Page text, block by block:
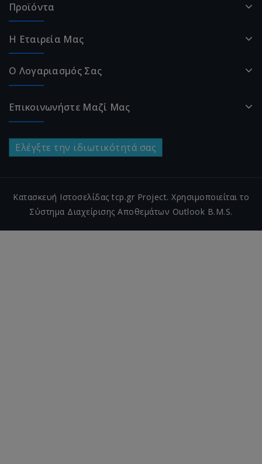
Προϊόντα
Η Εταιρεία Μας
Ο Λογαριασμός Σας
Επικοινωνήστε Μαζί Μας
Ελέγξτε την ιδιωτικότητά σας
Κατασκευή Ιστοσελίδας tcp.gr Project. Χρησιμοποιείται το
Σύστημα Διαχείρισης Αποθεμάτων Outlook B.M.S.